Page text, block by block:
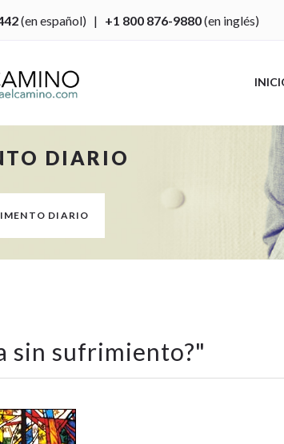
(en español) | +1 800 876-9880(en inglés)
DIARIO
DIARIO
sin sufrimiento?"